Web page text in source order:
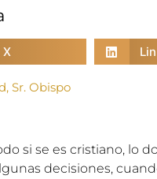
X
, Sr. Obispo
si se es cristiano, lo
decisiones,